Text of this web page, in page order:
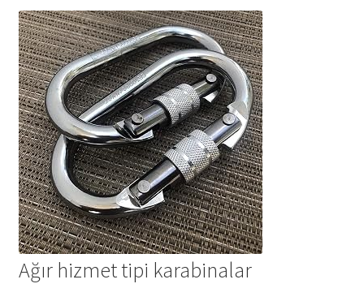
Ağır hizmet tipi karabinalar